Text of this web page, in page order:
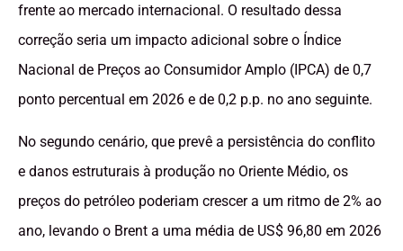
frente ao mercado internacional. O resultado dessa
correção seria um impacto adicional sobre o Índice
Nacional de Preços ao Consumidor Amplo (IPCA) de 0,7
ponto percentual em 2026 e de 0,2 p.p. no ano seguinte.
No segundo cenário, que prevê a persistência do conflito
e danos estruturais à produção no Oriente Médio, os
preços do petróleo poderiam crescer a um ritmo de 2% ao
ano, levando o Brent a uma média de US$ 96,80 em 2026